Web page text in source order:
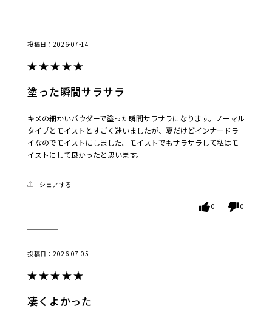
2026-07-14
塗った瞬間サラサラ
キメの細かいパウダーで塗った瞬間サラサラになります。ノーマル
タイプとモイストとすごく迷いましたが、夏だけどインナードラ
イなのでモイストにしました。モイストでもサラサラして私はモ
イストにして良かったと思います。
シェアする
0 0
2026-07-05
凄くよかった